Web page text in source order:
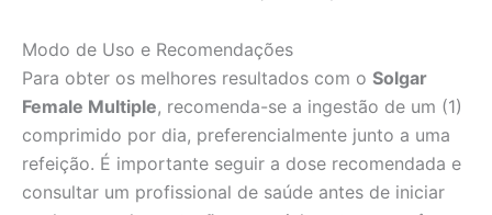
Modo de Uso e Recomendações
Para obter os melhores resultados com o Solgar
Female Multiple, recomenda-se a ingestão de um (1)
comprimido por dia, preferencialmente junto a uma
refeição. É importante seguir a dose recomendada e
consultar um profissional de saúde antes de iniciar